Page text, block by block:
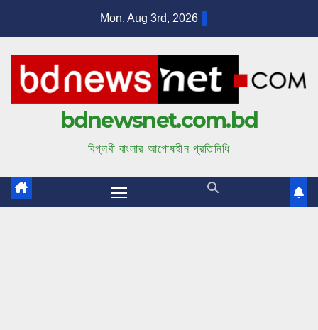
n
Mon. Aug 3rd, 2026
bdnewsnet.com.bd
বিপ্লবী বাংলার আপোষহীন প্রতিনিধি